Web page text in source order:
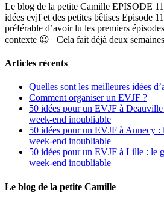
Le blog de la petite Camille EPISODE
idées evjf et des petites bêtises Episode
préférable d’avoir lu les premiers
contexte 😉 Cela fait déjà deux
Articles récents
Quelles sont les meilleures idées
Comment organiser un EVJF ?
50 idées pour un EVJF à
week-end inoubliable
50 idées pour un EVJF à Annecy
week-end inoubliable
50 idées pour un EVJF à Lille : le
week-end inoubliable
Le blog de la petite Camille